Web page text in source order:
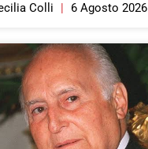
Colli 6 Agosto 2026